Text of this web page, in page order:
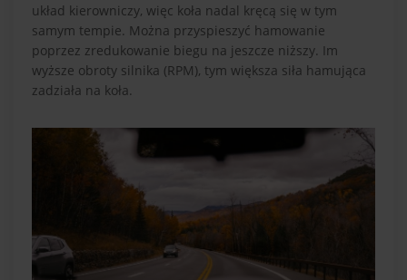
układ kierowniczy, więc koła nadal kręcą się w tym
samym tempie. Można przyspieszyć hamowanie
poprzez zredukowanie biegu na jeszcze niższy. Im
wyższe obroty silnika (RPM), tym większa siła hamująca
zadziała na koła.